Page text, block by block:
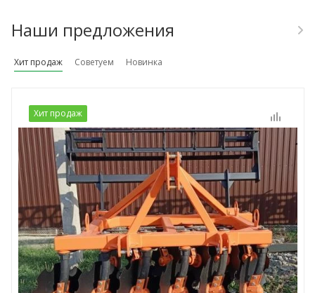
Наши предложения
Хит продаж Советуем Новинка
Хит продаж